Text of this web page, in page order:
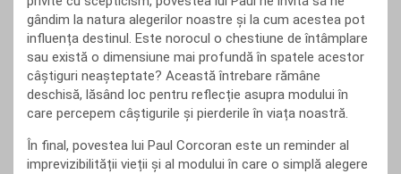
gândim la natura alegerilor noastre și la cum acestea pot
influența destinul. Este norocul o chestiune de întâmplare
sau există o dimensiune mai profundă în spatele acestor
câștiguri neașteptate? Această întrebare rămâne
deschisă, lăsând loc pentru reflecție asupra modului în
care percepem câștigurile și pierderile în viața noastră.
În final, povestea lui Paul Corcoran este un reminder al
imprevizibilității vieții și al modului în care o simplă alegere